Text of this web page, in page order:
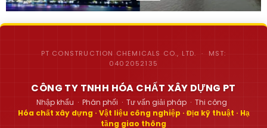
PT CONSTRUCTION CHEMICALS CO., LTD. · MST:
0402052135
CÔNG TY TNHH HÓA CHẤT XÂY DỰNG PT
Nhập khẩu · Phân phối · Tư vấn giải pháp · Thi công
Hóa chất xây dựng · Vật liệu công nghiệp · Địa kỹ thuật · Hạ
tầng giao thông